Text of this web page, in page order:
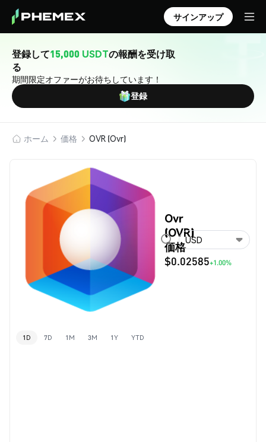
サインアップ
登録して15,000 USDTの報酬を受け取
る
期間限定オファーがお待ちしています！
登録
ホーム 価格 OVR (Ovr)
Ovr
(OVR)
価格
$0.02585+1.00%
USD
1D 7D 1M 3M 1Y YTD